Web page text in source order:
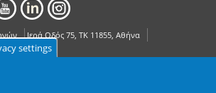
Ιερά Οδός 75, ΤΚ 11855, Αθήνα
settings